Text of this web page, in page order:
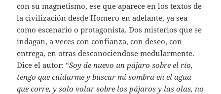
con su magnetismo, ese que aparece en los textos de
la civilización desde Homero en adelante, ya sea
como escenario o protagonista. Dos misterios que se
indagan, a veces con confianza, con deseo, con
entrega, en otras desconociéndose medularmente.
Dice el autor: “Soy de nuevo un pájaro sobre el río,
tengo que cuidarme y buscar mi sombra en el agua
que corre, y solo volar sobre los pájaros y las olas, no